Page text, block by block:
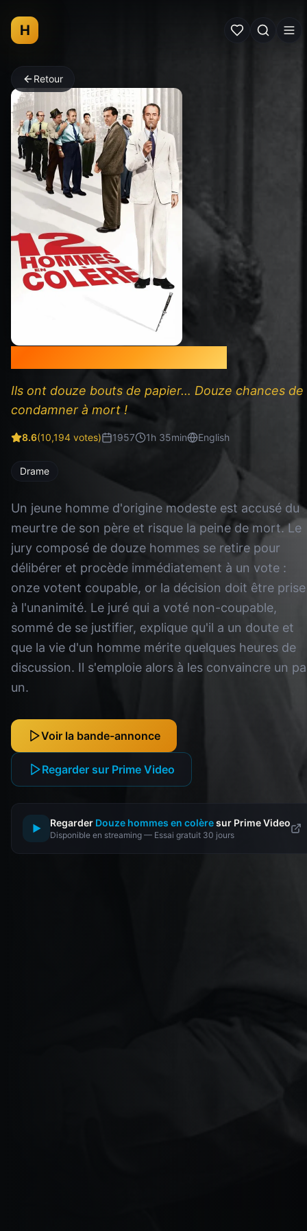
H
Retour
Ils ont douze bouts de papier… Douze chances de
condamner à mort !
8.6(10,194 votes) 1957 1h 35min English
Drame
Un jeune homme d'origine modeste est accusé du
meurtre de son père et risque la peine de mort. Le
jury composé de douze hommes se retire pour
délibérer et procède immédiatement à un vote :
onze votent coupable, or la décision doit être prise
à l'unanimité. Le juré qui a voté non-coupable,
sommé de se justifier, explique qu'il a un doute et
que la vie d'un homme mérite quelques heures de
discussion. Il s'emploie alors à les convaincre un
un.
Voir la bande-annonce
Regarder sur Prime Video
▶ Regarder Douze hommes en colèresur Prime Video
Disponible en streaming — Essai gratuit 30 jours